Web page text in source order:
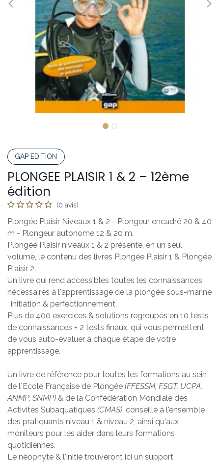
GAP EDITION
PLONGEE PLAISIR 1 & 2 – 12ème
édition
(0 avis)
Plongée Plaisir Niveaux 1 & 2 - Plongeur encadré 20 & 40
m - Plongeur autonome 12 & 20 m.
Plongée Plaisir niveaux 1 & 2 présente, en un seul
volume, le contenu des livres Plongée Plaisir 1 & Plongée
Plaisir 2.
Un livre qui rend accessibles toutes les connaissances
nécessaires à l'apprentissage de la plongée sous-marine
: initiation & perfectionnement.
Plus de 400 exercices & solutions regroupés en 10 tests
de connaissances + 2 tests finaux, qui vous permettent
de vous auto-évaluer à chaque étape de votre
apprentissage.
Un livre de référence pour toutes les formations au sein
de lʼEcole Française de Plongée (FFESSM, FSGT, UCPA,
ANMP, SNMP) & de la Confédération Mondiale des
Activités Subaquatiques (CMAS) , conseillé à l'ensemble
des pratiquants niveau 1 & niveau 2, ainsi qu'aux
moniteurs pour les aider dans leurs formations
quotidiennes.
Le néophyte & l'initié trouveront ici un support